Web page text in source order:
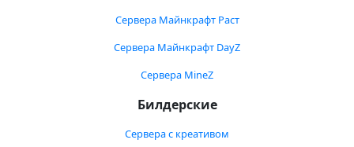
Сервера Майнкрафт Раст
Сервера Майнкрафт DayZ
Сервера MineZ
Билдерские
Сервера с креативом